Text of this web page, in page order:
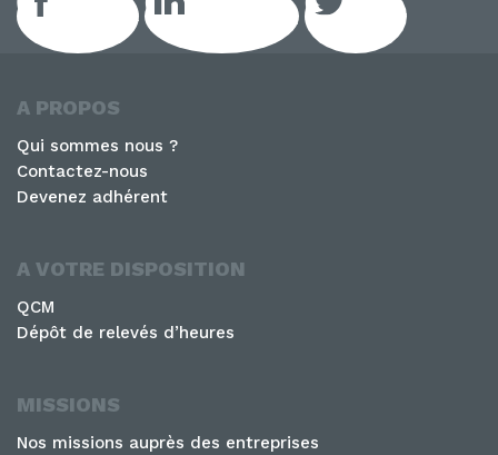
Facebook LinkedIn GEIQ Twitter
A PROPOS
Qui sommes nous ?
Contactez-nous
Devenez adhérent
A VOTRE DISPOSITION
QCM
Dépôt de relevés d’heures
MISSIONS
Nos missions auprès des entreprises